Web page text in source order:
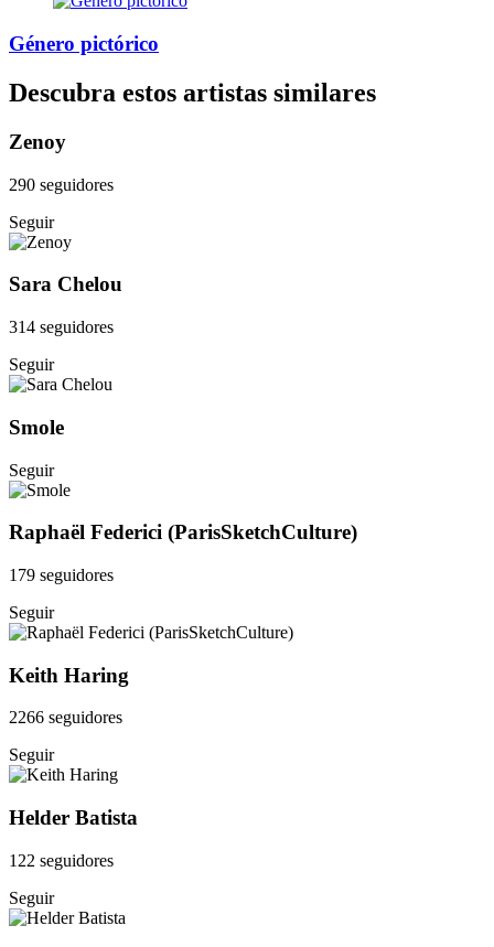
Género pictórico
Descubra estos artistas similares
Zenoy
290 seguidores
Seguir
Sara Chelou
314 seguidores
Seguir
Smole
Seguir
Raphaël Federici (ParisSketchCulture)
179 seguidores
Seguir
Keith Haring
2266 seguidores
Seguir
Helder Batista
122 seguidores
Seguir